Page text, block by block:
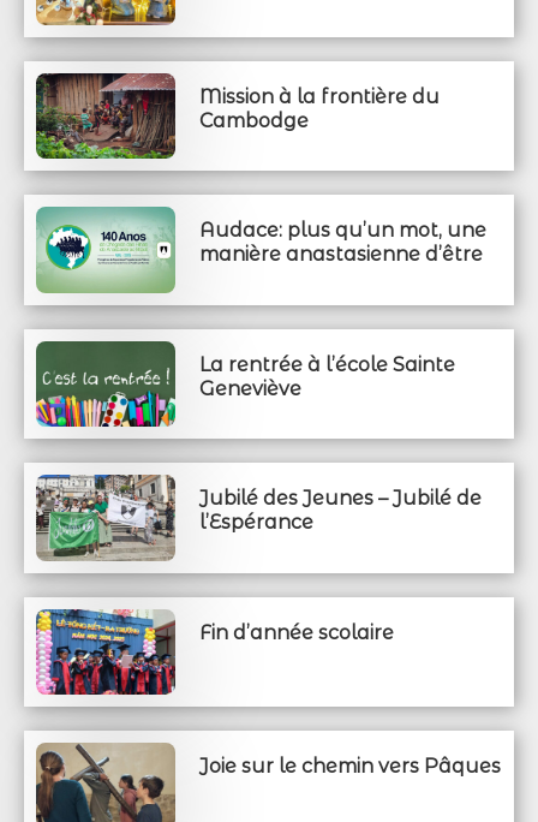
Mission à la frontière du
Cambodge
Audace: plus qu’un mot, une
manière anastasienne d’être
La rentrée à l’école Sainte
Geneviève
Jubilé des Jeunes – Jubilé de
l’Espérance
Fin d’année scolaire
Joie sur le chemin vers Pâques